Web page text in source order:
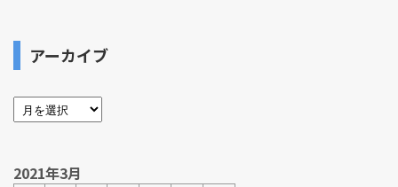
アーカイブ
2021年3月